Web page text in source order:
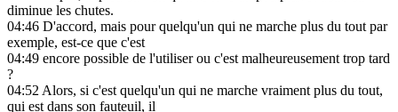
diminue les chutes.
04:46 D'accord, mais pour quelqu'un qui ne marche plus du tout par
exemple, est-ce que c'est
04:49 encore possible de l'utiliser ou c'est malheureusement trop tard
?
04:52Alors, si c'est quelqu'un qui ne marche vraiment plus du tout,
qui est dans son fauteuil, il